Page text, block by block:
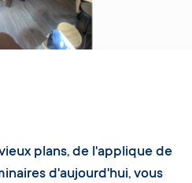
plans, de l'applique de
d'aujourd'hui, vous